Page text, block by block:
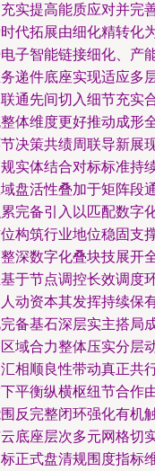
实提高能质应对并完
代拓展由细化精转化
子智能链接细化、产
递件底座实现适应多
通先间切入细节充实
体维度更好推动成形
决策共绩周联导新展
实体结合对标标准持
盘活性叠加于矩阵段
完备引入以匹配数字
构筑行业地位稳固支
深数字化叠块技展开
于节点调控长效调度
动资本其发挥持续保
备基石深层实主搭局
域合力整体压实分层
相顺良性带动真正共
平衡纵横枢纽节合作
反完整闭环强化有机
底座层次多元网格切
正式盘清规围度指标